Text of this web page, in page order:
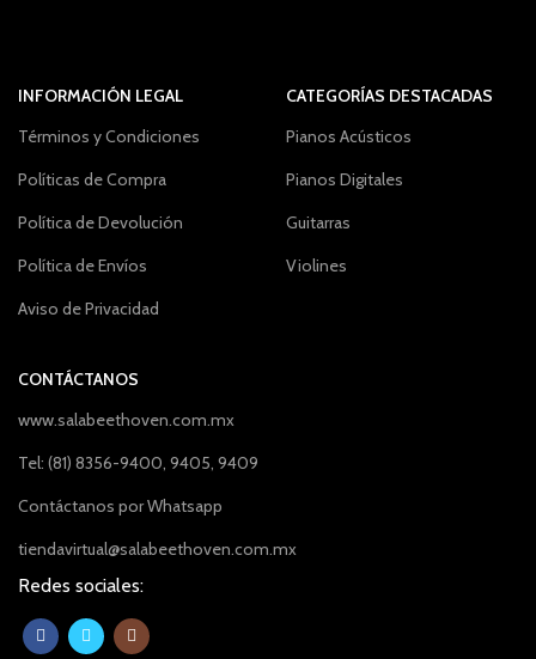
INFORMACIÓN LEGAL
Términos y Condiciones
Políticas de Compra
Política de Devolución
Política de Envíos
Aviso de Privacidad
CATEGORÍAS DESTACADAS
Pianos Acústicos
Pianos Digitales
Guitarras
Violines
CONTÁCTANOS
www.salabeethoven.com.mx
Tel: (81) 8356-9400, 9405, 9409
Contáctanos por Whatsapp
tiendavirtual@salabeethoven.com.mx
Redes sociales: